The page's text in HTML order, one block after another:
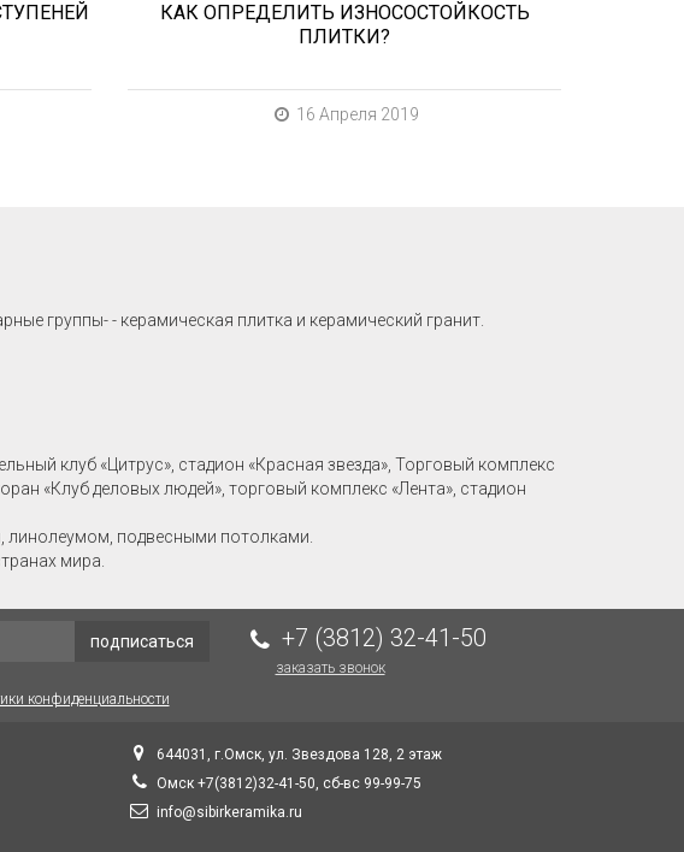
КАК ОПРЕДЕЛИТЬ ИЗНОСОСТОЙКОСТЬ
ПЛИТКИ?
16 Апреля 2019
группы- - керамическая плитка и керамический гранит.
клуб «Цитрус», стадион «Красная звезда», Торговый комплекс
«Клуб деловых людей», торговый комплекс «Лента», стадион
линолеумом, подвесными потолками.
мира.
подписаться
конфиденциальности
+7 (3812) 32-41-50
заказать звонок
644031, г.Омск, ул. Звездова 128, 2 этаж
Омск +7(3812)32-41-50, сб-вс 99-99-75
info@sibirkeramika.ru